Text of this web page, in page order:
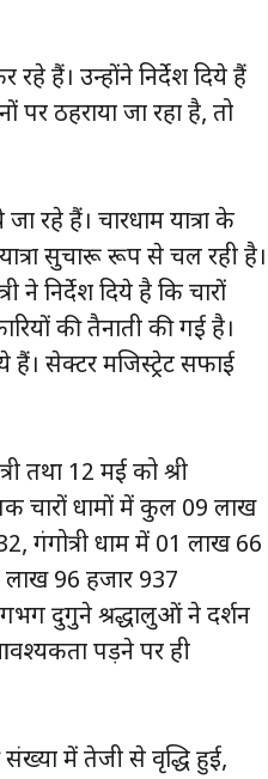
रहे हैं। उन्होंने निर्देश दिये हैं
पर ठहराया जा रहा है, तो
रहे हैं। चारधाम यात्रा के
सुचारू रूप से चल रही है।
ने निर्देश दिये है कि चारों
की तैनाती की गई है।
हैं। सेक्टर मजिस्ट्रेट सफाई
तथा 12 मई को श्री
चारों धामों में कुल 09 लाख
गंगोत्री धाम में 01 लाख 66
लाख 96 हजार 937
दुगुने श्रद्धालुओं ने दर्शन
पड़ने पर ही
में तेजी से वृद्धि हुई,